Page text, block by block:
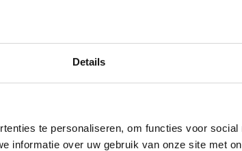
Details
te personaliseren, om functies voor social
informatie over uw gebruik van onze site met
en bezorging
Onze showroom in Lelystad